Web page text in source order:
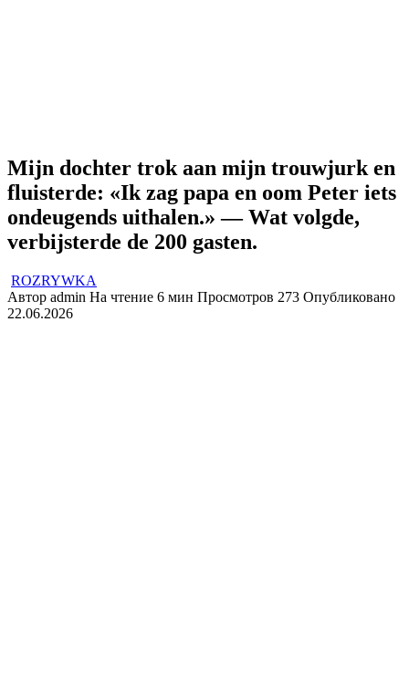
Mijn dochter trok aan mijn trouwjurk en
fluisterde: «Ik zag papa en oom Peter iets
ondeugends uithalen.» — Wat volgde,
verbijsterde de 200 gasten.
ROZRYWKA
Автор admin На чтение 6 мин Просмотров 273 Опубликовано
22.06.2026